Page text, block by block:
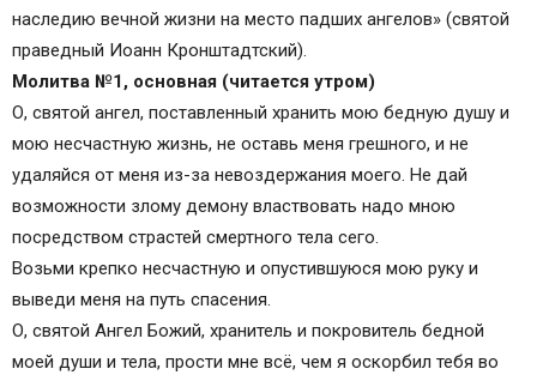
наследию вечной жизни на место падших ангелов» (святой
праведный Иоанн Кронштадтский).
Молитва №1, основная (читается утром)
О, святой ангел, поставленный хранить мою бедную душу и
мою несчастную жизнь, не оставь меня грешного, и не
удаляйся от меня из-за невоздержания моего. Не дай
возможности злому демону властвовать надо мною
посредством страстей смертного тела сего.
Возьми крепко несчастную и опустившуюся мою руку и
выведи меня на путь спасения.
О, святой Ангел Божий, хранитель и покровитель бедной
моей души и тела, прости мне всё, чем я оскорбил тебя во